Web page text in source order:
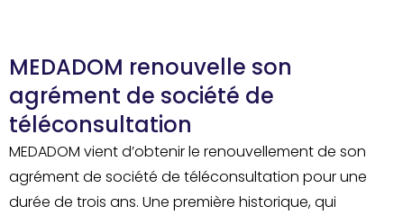
MEDADOM renouvelle son
agrément de société de
téléconsultation
MEDADOM vient d’obtenir le renouvellement de son
agrément de société de téléconsultation pour une
durée de trois ans. Une première historique, qui